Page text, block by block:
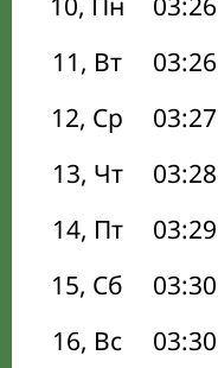
11, Вт
03:26
12, Ср
03:27
13, Чт
03:28
14, Пт
03:29
15, Сб
03:30
16, Вс
03:30